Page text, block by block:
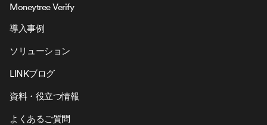
Moneytree Verify
導入事例
ソリューション
LINKブログ
資料・役立つ情報
よくあるご質問